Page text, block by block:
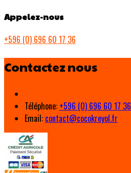
Appelez-nous
+596 (0) 696 60 17 36
Contactez nous
Téléphone: +596 (0) 696 60 17 36
Email: contact@cocokreyol.fr